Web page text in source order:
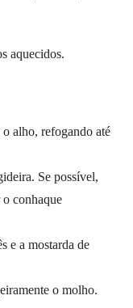
aquecidos.
alho, refogando até
Se possível,
conhaque
e a mostarda de
o molho.